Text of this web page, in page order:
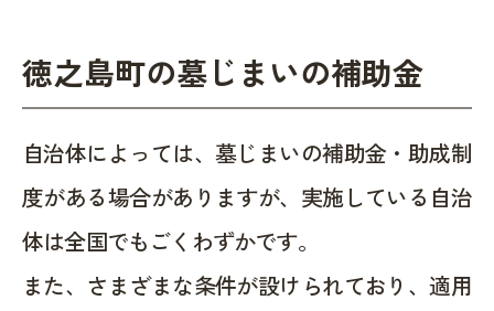
徳之島町の墓じまいの補助金
自治体によっては、墓じまいの補助金・助成制
度がある場合がありますが、実施している自治
体は全国でもごくわずかです。
また、さまざまな条件が設けられており、適用